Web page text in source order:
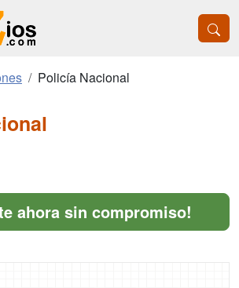
Policía Nacional
ahora sin compromiso!